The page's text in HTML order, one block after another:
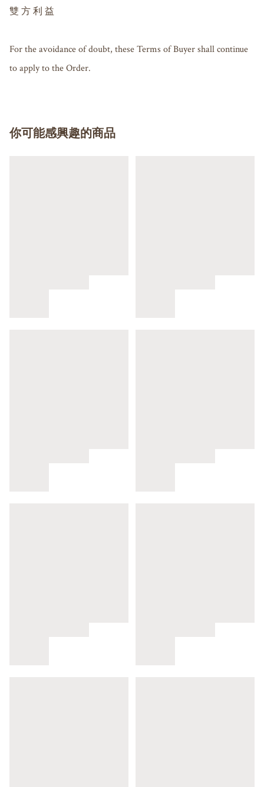
雙 方 利 益
For the avoidance of doubt, these Terms of Buyer shall continue
to apply to the Order.
你可能感興趣的商品